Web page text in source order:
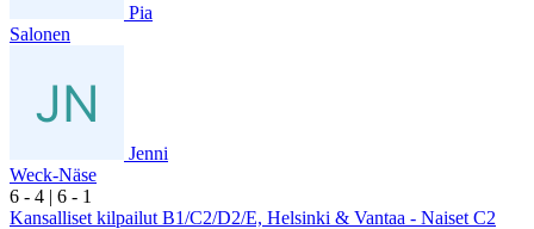
Pia
Salonen
Jenni
Weck-Näse
6 - 4 | 6 - 1
Kansalliset kilpailut B1/C2/D2/E, Helsinki & Vantaa - Naiset C2